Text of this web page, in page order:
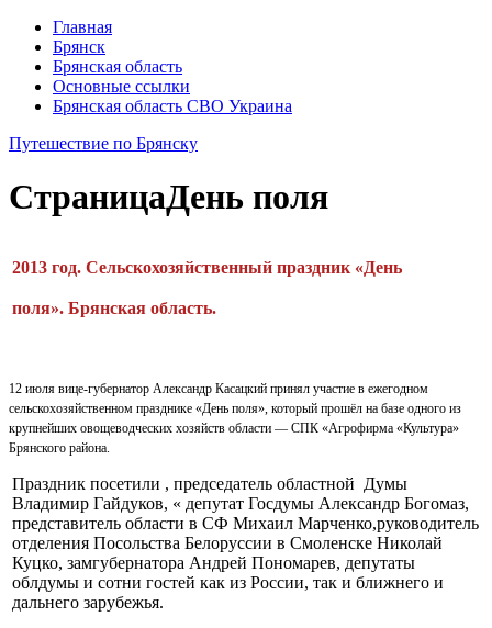
Главная
Брянск
Брянская область
Основные ссылки
Брянская область СВО Украина
Путешествие по Брянску
СтраницаДень поля
2013 год. Сельскохозяй­ственный праздник «День
поля». Брянская область.
12 июля вице-губерна­тор Александр Касацкий принял участие в еже­годном
сельскохозяй­ственном празднике «День поля», который прошёл на базе одного из
крупнейших овощевод­ческих хозяйств области — СПК «Агрофирма «Культура»
Брянского района.
Праздник посетили , председатель областной Думы
Владимир Гайдуков, « депутат Госдумы Александр Богомаз,
представитель области в СФ Ми­хаил Марченко,руководитель
отделения Посольства Бе­лоруссии в Смоленске Николай
Куцко, замгубернатора Андрей Пономарев, депутаты
облдумы и сотни гостей как из России, так и ближнего и
дальнего зарубежья.